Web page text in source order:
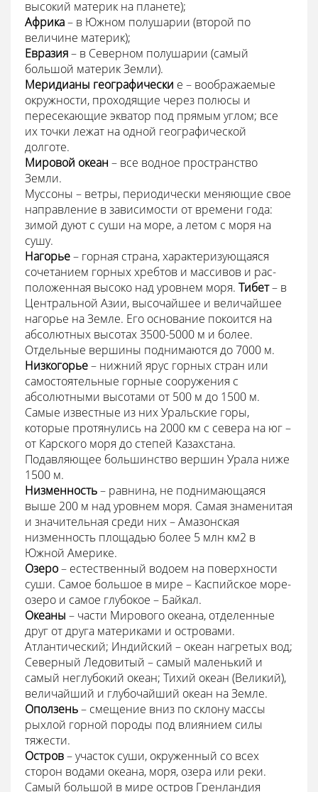
высокий материк на планете);
Африка– в Южном полушарии (второй по
величине материк);
Евразия– в Северном полушарии (самый
большой материк Земли).
Меридианы географически е – воображаемые
окружности, проходящие через полюсы и
пересекающие экватор под прямым углом; все
их точки лежат на одной географической
долготе.
Мировой океан – все водное пространство
Земли.
Муссоны – ветры, периодически меняющие свое
направление в зависимости от времени года:
зимой дуют с суши на море, а летом с моря на
сушу.
Нагорье– горная страна, характеризующаяся
сочетанием горных хребтов и массивов и рас­
положенная высоко над уровнем моря. Тибет– в
Центральной Азии, высочайшее и величайшее
нагорье на Земле. Его основание покоится на
абсолютных высотах 3500-5000 м и более.
Отдельные вершины поднимаются до 7000 м.
Низкогорье– нижний ярус горных стран или
самостоятельные горные сооружения с
абсолютными высотами от 500 м до 1500 м.
Самые известные из них Уральские горы,
которые протянулись на 2000 км с севера на юг –
от Карского моря до степей Казахстана.
Подавляющее большинство вершин Урала ниже
1500 м.
Низменность– равнина, не поднимающаяся
выше 200 м над уровнем моря. Самая знаменитая
и значительная среди них – Амазонская
низменность площадью более 5 млн км2 в
Южной Америке.
Озеро– естественный водоем на поверхности
суши. Самое большое в мире – Каспийское море-
озеро и самое глубокое – Байкал.
Океаны – части Мирового океана, отделенные
друг от друга материками и островами.
Атлантический; Индийский – океан нагретых вод;
Северный Ледовитый – самый маленький и
самый неглубокий океан; Тихий океан (Великий),
величайший и глубочайший океан на Земле.
Оползень– смещение вниз по склону массы
рыхлой горной породы под влиянием силы
тяжести.
Остров– участок суши, окруженный со всех
сторон водами океана, моря, озера или реки.
Самый большой в мире остров Гренландия